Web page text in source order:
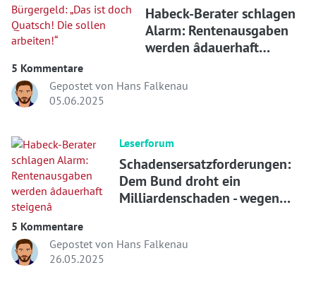
Habeck-Berater schlagen
Alarm: Rentenausgaben
werden âdauerhaft
5 Kommentare
Gepostet von Hans Falkenau
05.06.2025
Leserforum
Schadensersatzforderungen:
Dem Bund droht ein
Milliardenschaden - wegen
5 Kommentare
Gepostet von Hans Falkenau
26.05.2025